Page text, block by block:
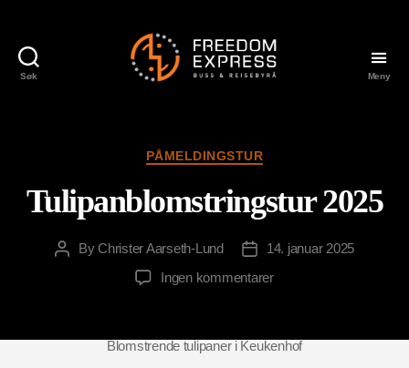
Søk Meny
Categories
PÅMELDINGSTUR
Tulipanblomstringstur 2025
PostByChrister Aarseth-Lund
Post
date
14. januar 2025
Ingen kommentarertil
Blomstrende tulipaner i Keukenhof